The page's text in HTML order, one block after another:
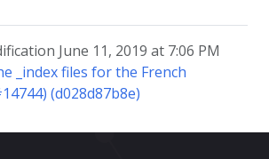
June 11, 2019 at 7:06 PM
_index files for the French
(d028d87b8e)